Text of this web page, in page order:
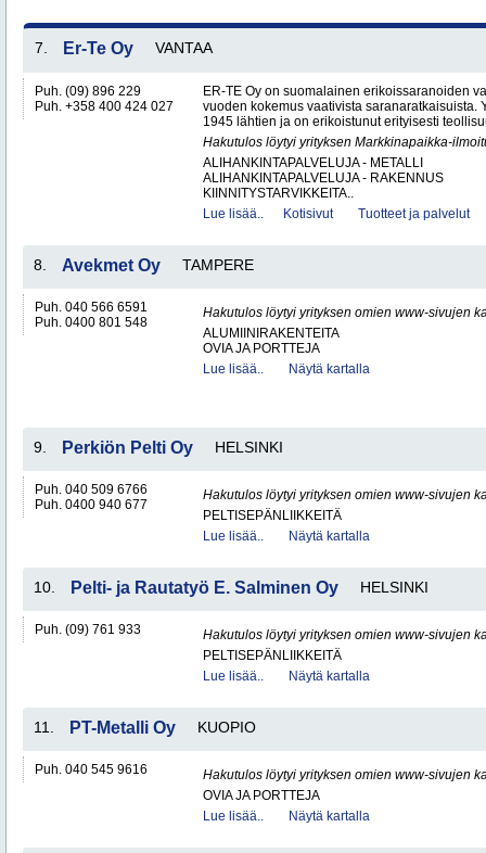
7. Er-Te Oy VANTAA
Puh. (09) 896 229
Puh. +358 400 424 027
ER-TE Oy on suomalainen erikoissaranoiden
vuoden kokemus vaativista saranaratkaisuista.
1945 lähtien ja on erikoistunut erityisesti
Hakutulos löytyi yrityksen Markkinapaikka-
ALIHANKINTAPALVELUJA - METALLI
ALIHANKINTAPALVELUJA - RAKENNUS
KIINNITYSTARVIKKEITA..
Lue lisää..
Kotisivut Tuotteet ja palvelut
8. Avekmet Oy TAMPERE
Puh. 040 566 6591
Puh. 0400 801 548
Hakutulos löytyi yrityksen omien www-sivujen
ALUMIINIRAKENTEITA
OVIA JA PORTTEJA
Lue lisää..
Näytä kartalla
9. Perkiön Pelti Oy HELSINKI
Puh. 040 509 6766
Puh. 0400 940 677
Hakutulos löytyi yrityksen omien www-sivujen
PELTISEPÄNLIIKKEITÄ
Lue lisää..
Näytä kartalla
10. Pelti- ja Rautatyö E. Salminen Oy HELSINKI
Puh. (09) 761 933
Hakutulos löytyi yrityksen omien www-sivujen
PELTISEPÄNLIIKKEITÄ
Lue lisää..
Näytä kartalla
11. PT-Metalli Oy KUOPIO
Puh. 040 545 9616
Hakutulos löytyi yrityksen omien www-sivujen
OVIA JA PORTTEJA
Lue lisää..
Näytä kartalla